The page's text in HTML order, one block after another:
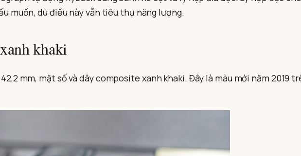
muốn, dù điều này vẫn tiêu thụ năng lượng.
khaki
mm, mặt số và dây composite xanh khaki. Đây là màu mới năm 2019